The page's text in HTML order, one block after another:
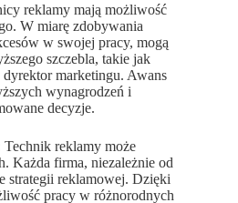
reklamy mają możliwość
W miarę zdobywania
w swojej pracy, mogą
szczebla, takie jak
marketingu. Awans
wynagrodzeń i
decyzje.
Technik reklamy może
Każda firma, niezależnie od
strategii reklamowej. Dzięki
pracy w różnorodnych